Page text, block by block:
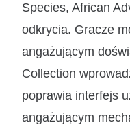
Species, African
odkrycia. Gracze
angażującym
Collection
poprawia interfejs
angażującym